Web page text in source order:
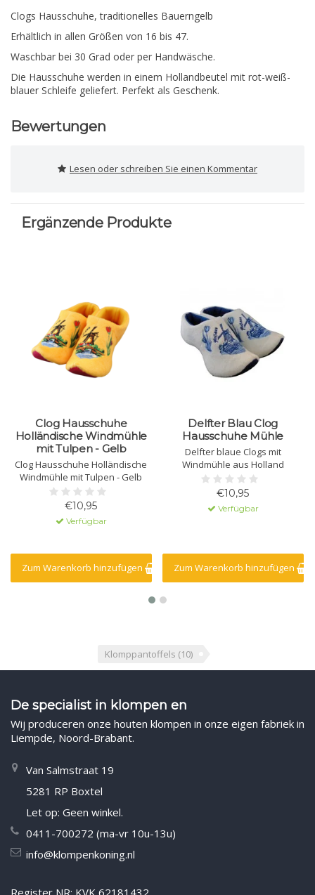
Clogs Hausschuhe, traditionelles Bauerngelb
Erhältlich in allen Größen von 16 bis 47.
Waschbar bei 30 Grad oder per Handwäsche.
Die Hausschuhe werden in einem Hollandbeutel mit rot-weiß-
blauer Schleife geliefert. Perfekt als Geschenk.
Bewertungen
Lesen oder schreiben Sie einen Kommentar
Ergänzende Produkte
Clog Hausschuhe
Holländische Windmühle
mit Tulpen - Gelb
Clog Hausschuhe Holländische
Windmühle mit Tulpen - Gelb
€10,95
Verfügbar
Zum Warenkorb hinzufügen
Delfter Blau Clog
Hausschuhe Mühle
Delfter blaue Clogs mit
Windmühle aus Holland
€10,95
Verfügbar
Zum Warenkorb hinzufügen
Klomppantoffels (10)
De specialist in klompen en
Wij produceren onze houten klompen in onze eigen fabriek in
Liempde, Noord-Brabant.
Van Salmstraat 19
5281 RP Boxtel
Let op: Geen winkel.
0411-700272 (ma-vr 10u-13u)
info@klompenkoning.nl